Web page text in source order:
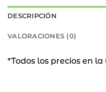
DESCRIPCIÓN
VALORACIONES (0)
*Todos los precios en